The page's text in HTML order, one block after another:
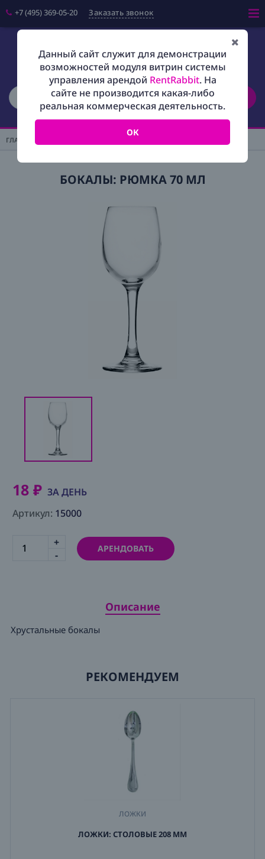
+7 (495) 369-05-20 Заказать звонок
Данный сайт служит для демонстрации
возможностей модуля витрин системы
управления арендой RentRabbit. На
сайте не производится какая-либо
реальная коммерческая деятельность.
ОК
Салфетки
Скатерти
Фуршетные юбки
Чехлы на стулья
Шатры
ГЛАВНАЯ
БОКАЛЫ: РЮМКА 70 МЛ
18 ₽ ЗА ДЕНЬ
Артикул: 15000
+
-
АРЕНДОВАТЬ
Описание
Хрустальные бокалы
РЕКОМЕНДУЕМ
ЛОЖКИ
ПОСУДА
ЛОЖКИ: СТОЛОВЫЕ 208 ММ